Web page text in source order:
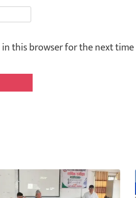
in this browser for the next